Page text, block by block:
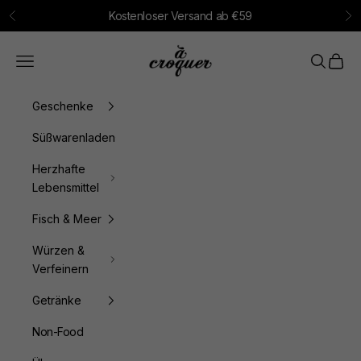
Zum Inhalt springen
Zurück Kostenloser Versand ab €59
à croquer
Menü Suchen
Geschenke
Süßwarenladen
Herzhafte
Lebensmittel
Fisch & Meer
Würzen &
Verfeinern
Getränke
Non-Food